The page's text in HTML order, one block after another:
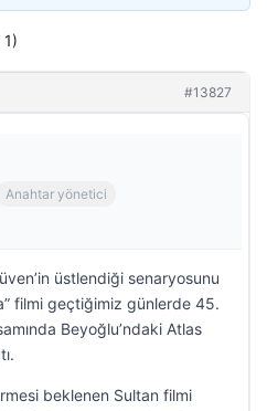
#13827
Anahtar yönetici
üstlendiği senaryosunu
filmi geçtiğimiz günlerde 45.
Beyoğlu’ndaki Atlas
beklenen Sultan filmi